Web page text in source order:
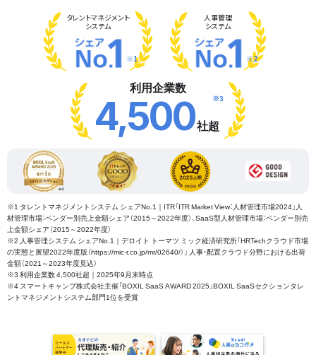
タレントマネジメント
システム
※1
人事管理
システム
※2
利用企業数
4,500社超
※3
※1 タレントマネジメントシステム シェアNo.1｜ITR「ITR Market View：人材管理市場2024」人
材管理市場：ベンダー別売上金額シェア（2015～2022年度）、SaaS型人材管理市場：ベンダー別売
上金額シェア（2015～2022年度）
※2 人事管理システム シェアNo.1｜デロイト トーマツ ミック経済研究所「HRTechクラウド市場
の実態と展望2022年度版（https://mic-r.co.jp/mr/02640/）」 人事・配置クラウド分野における出荷
金額（2021～2023年度見込）
※3 利用企業数 4,500社超｜2025年9月末時点
※4 スマートキャンプ株式会社主催「BOXIL SaaS AWARD 2025」BOXIL SaaSセクションタレ
ントマネジメントシステム部門1位を受賞